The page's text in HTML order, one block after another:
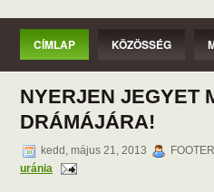
CÍMLAP KÖZÖSSÉG
NYERJEN JEGYET
DRÁMÁJÁRA!
kedd, május 21, 2013
uránia